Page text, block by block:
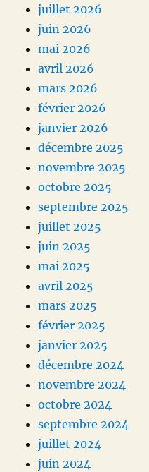
juillet 2026
juin 2026
mai 2026
avril 2026
mars 2026
février 2026
janvier 2026
décembre 2025
novembre 2025
octobre 2025
septembre 2025
juillet 2025
juin 2025
mai 2025
avril 2025
mars 2025
février 2025
janvier 2025
décembre 2024
novembre 2024
octobre 2024
septembre 2024
juillet 2024
juin 2024